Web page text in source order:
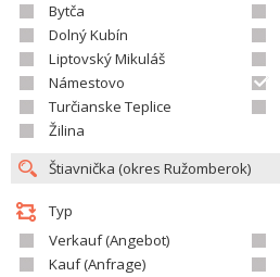
Bytča
Dolný Kubín
Liptovský Mikuláš
Námestovo
Turčianske Teplice
Žilina
Typ
Verkauf (Angebot)
Kauf (Anfrage)